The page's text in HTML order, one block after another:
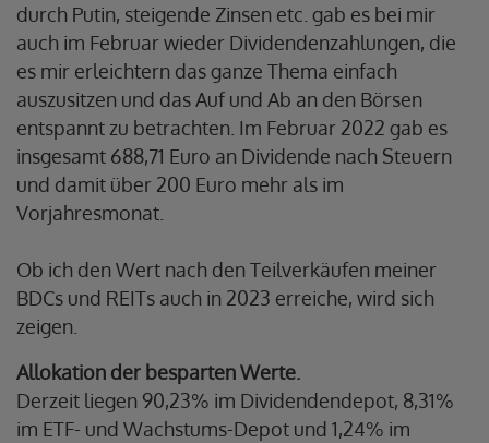
durch Putin, steigende Zinsen etc. gab es bei mir
auch im Februar wieder Dividendenzahlungen, die
es mir erleichtern das ganze Thema einfach
auszusitzen und das Auf und Ab an den Börsen
entspannt zu betrachten. Im Februar 2022 gab es
insgesamt 688,71 Euro an Dividende nach Steuern
und damit über 200 Euro mehr als im
Vorjahresmonat.
Ob ich den Wert nach den Teilverkäufen meiner
BDCs und REITs auch in 2023 erreiche, wird sich
zeigen.
Allokation der besparten Werte.
Derzeit liegen 90,23% im Dividendendepot, 8,31%
im ETF- und Wachstums-Depot und 1,24% im